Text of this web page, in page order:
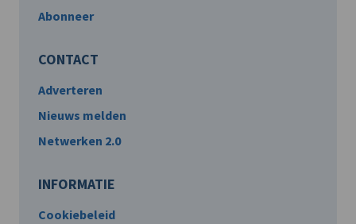
Abonneer
CONTACT
Adverteren
Nieuws melden
Netwerken 2.0
INFORMATIE
Cookiebeleid